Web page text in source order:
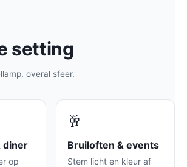
setting
overal sfeer.
diner
op
🥂
Bruiloften & events
Stem licht en kleur af